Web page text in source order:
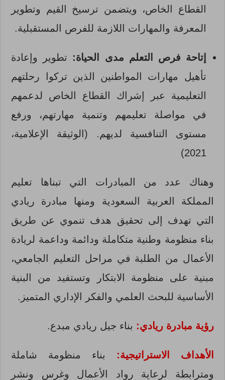
القطاع الخاص، ويتضمن ترسيخ القيم وتطوير
المعرفة والمهارات اللازمة للفرص المستقبلية.
إتاحة فرص التعلم مدى الحياة: تطوير وإعادة
تأهيل مهارات المواطنين الذين تركوا رحلتهم
التعليمية عبر إشراك القطاع الخاص لدعمهم
في مواصلة تعليمهم وتنمية مهارتهم، ورفع
مستوى التنافسية لديهم. (الوثيقة الإعلامية،
2021)
وهناك عدد من المبادرات التي تبناها تعليم
المملكة العربية السعودية ومنها مبادرة ريادي
التي تهدف إلى تحقيق هدف تنموي عن طريق
بناء منظومة وطنية متكاملة ودائمة وداعمة لريادة
الأعمال من الطلبة في مراحل التعليم الجامعي،
مبنية على منظومة الابتكار وتستفيد من البنية
الأساسية للبحث العلمي والفكر الإداري المتميز.
رؤية مبادرة ريادي: بناء جيل ريادي مبدع.
الأهداف الاستراتيجية: بناء منظومة شاملة
ومترابطة لرعاية رواد الأعمال وغرس ونشر